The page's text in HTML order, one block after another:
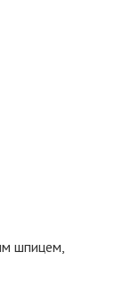
шпицем,